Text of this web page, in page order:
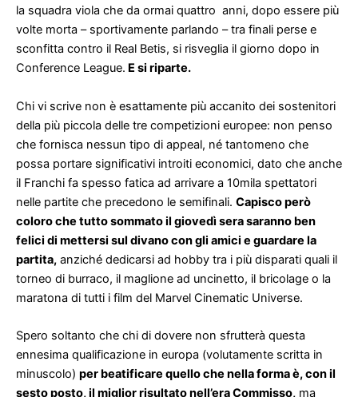
la squadra viola che da ormai quattro anni, dopo essere più
volte morta – sportivamente parlando – tra finali perse e
sconfitta contro il Real Betis, si risveglia il giorno dopo in
Conference League. E si riparte.
Chi vi scrive non è esattamente più accanito dei sostenitori
della più piccola delle tre competizioni europee: non penso
che fornisca nessun tipo di appeal, né tantomeno che
possa portare significativi introiti economici, dato che anche
il Franchi fa spesso fatica ad arrivare a 10mila spettatori
nelle partite che precedono le semifinali. Capisco però
coloro che tutto sommato il giovedì sera saranno ben
felici di mettersi sul divano con gli amici e guardare la
partita, anziché dedicarsi ad hobby tra i più disparati quali il
torneo di burraco, il maglione ad uncinetto, il bricolage o la
maratona di tutti i film del Marvel Cinematic Universe.
Spero soltanto che chi di dovere non sfrutterà questa
ennesima qualificazione in europa (volutamente scritta in
minuscolo) per beatificare quello che nella forma è, con il
sesto posto, il miglior risultato nell’era Commisso, ma